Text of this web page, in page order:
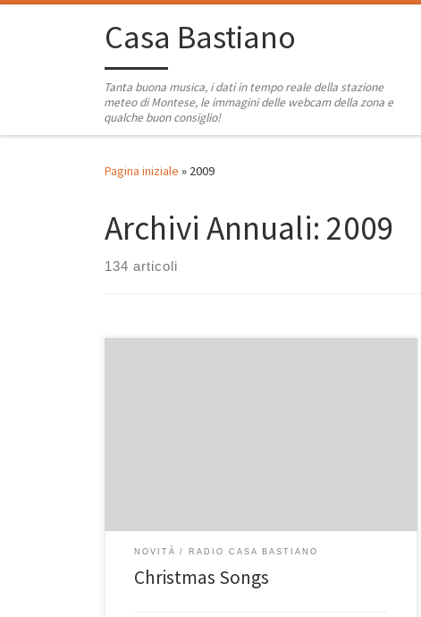
Passa al contenutoCasa Bastiano
Tanta buona musica, i dati in tempo reale della stazione
meteo di Montese, le immagini delle webcam della zona e
qualche buon consiglio!
Pagina iniziale » 2009
Archivi Annuali: 2009
134 articoli
NOVITÀ RADIO CASA BASTIANO
Christmas Songs